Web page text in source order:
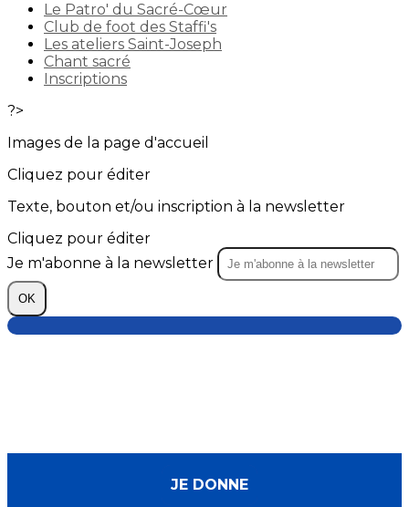
Le Patro' du Sacré-Cœur
Club de foot des Staffi's
Les ateliers Saint-Joseph
Chant sacré
Inscriptions
?>
Images de la page d'accueil
Cliquez pour éditer
Texte, bouton et/ou inscription à la newsletter
Cliquez pour éditer
Je m'abonne à la newsletter
OK
JE DONNE